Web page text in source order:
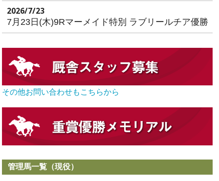
2026/7/23
7月23日(木)9Rマーメイド特別 ラブリールチア優勝
その他お問い合わせもこちらから
管理馬一覧（現役）